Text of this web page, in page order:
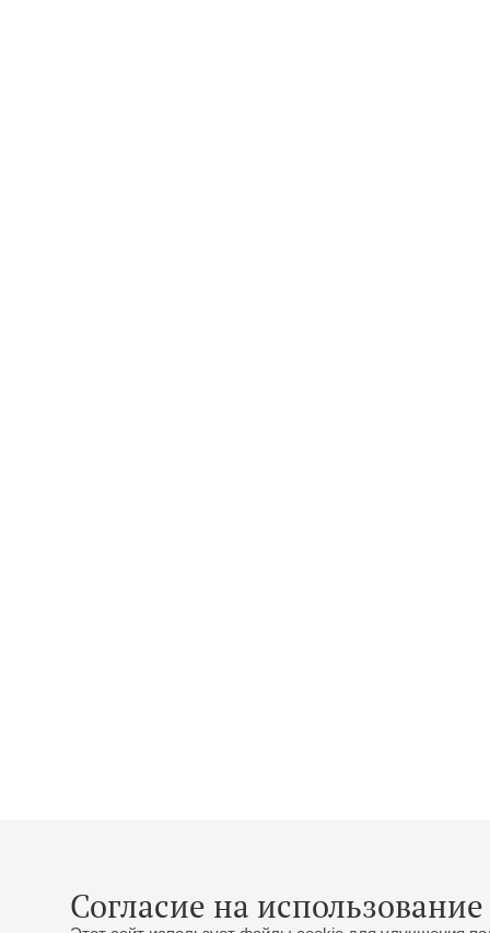
Согласие на